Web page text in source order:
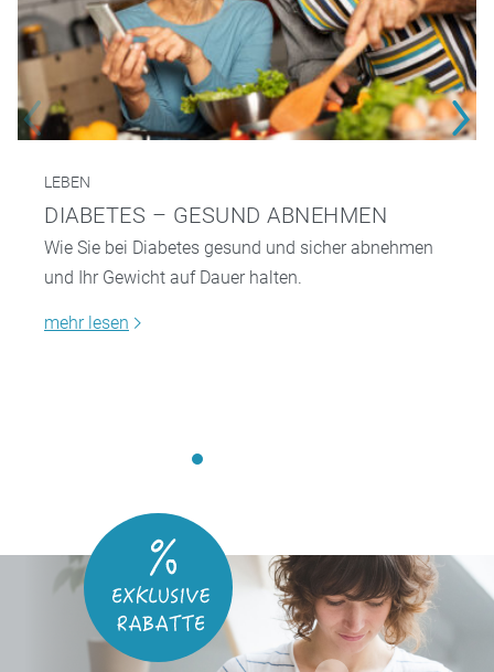
LEBEN
DIABETES – GESUND ABNEHMEN
Wie Sie bei Diabetes gesund und sicher abnehmen
und Ihr Gewicht auf Dauer halten.
mehr lesen